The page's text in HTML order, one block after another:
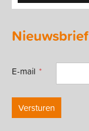
Nieuwsbrief
E-mail
Versturen